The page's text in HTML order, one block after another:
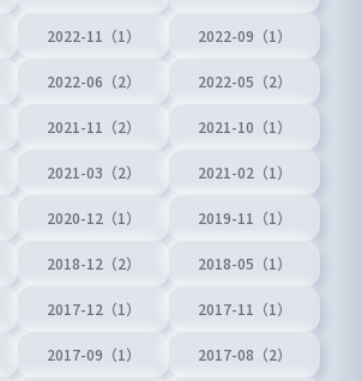
2022-11（1） 2022-09（1）
2022-06（2） 2022-05（2）
2021-11（2） 2021-10（1）
2021-03（2） 2021-02（1）
2020-12（1） 2019-11（1）
2018-12（2） 2018-05（1）
2017-12（1） 2017-11（1）
2017-09（1） 2017-08（2）